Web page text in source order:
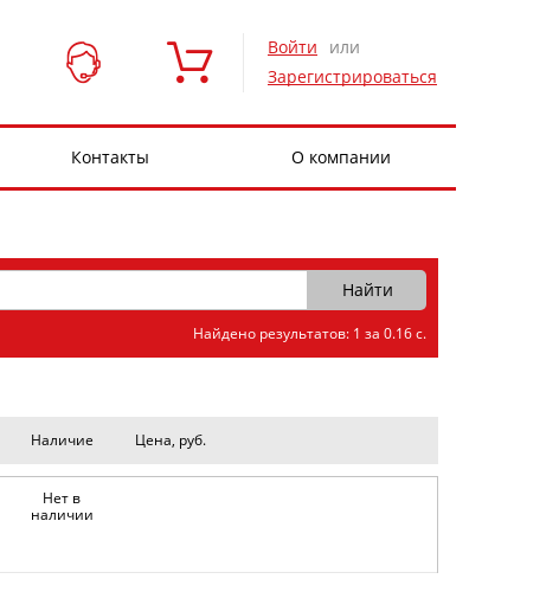
Войти
или
Зарегистрироваться
Контакты О компании
Найдено результатов: 1 за 0.16 с.
Наличие Цена, руб.
Нет в
наличии